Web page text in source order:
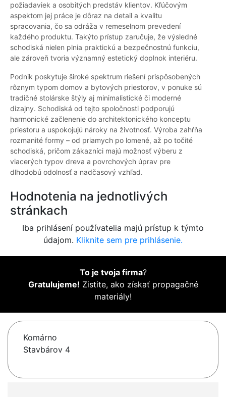
požiadaviek a osobitých predstáv klientov. Kľúčovým
aspektom jej práce je dôraz na detail a kvalitu
spracovania, čo sa odráža v remeselnom prevedení
každého produktu. Takýto prístup zaručuje, že výsledné
schodiská nielen plnia praktickú a bezpečnostnú funkciu,
ale zároveň tvoria významný estetický doplnok interiéru.
Podnik poskytuje široké spektrum riešení prispôsobených
rôznym typom domov a bytových priestorov, v ponuke sú
tradičné stolárske štýly aj minimalistické či moderné
dizajny. Schodiská od tejto spoločnosti podporujú
harmonické začlenenie do architektonického konceptu
priestoru a uspokojujú nároky na životnosť. Výroba zahŕňa
rozmanité formy – od priamych po lomené, až po točité
schodiská, pričom zákazníci majú možnosť výberu z
viacerých typov dreva a povrchových úprav pre
dlhodobú odolnosť a nadčasový vzhľad.
Hodnotenia na jednotlivých
stránkach
Iba prihlásení používatelia majú prístup k týmto
údajom. Kliknite sem pre prihlásenie.
To je tvoja firma?
Gratulujeme! Zistite, ako získať propagačné
materiály!
Komárno
Stavbárov 4